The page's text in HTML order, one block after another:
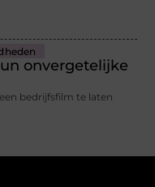
onvergetelijke
bedrijfsfilm te laten